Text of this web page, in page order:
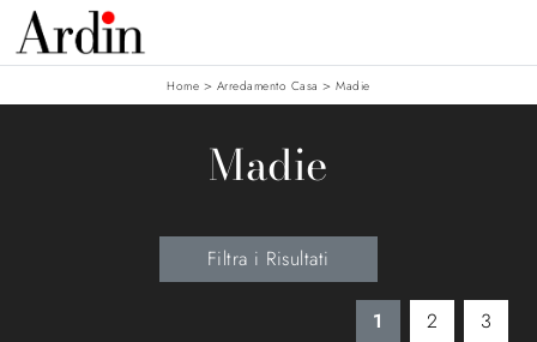
Home > Arredamento Casa >Madie
Madie
Filtra i Risultati
1 2 3